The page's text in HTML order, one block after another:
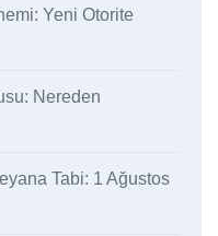
Yeni Otorite
Nereden
Tabi: 1 Ağustos